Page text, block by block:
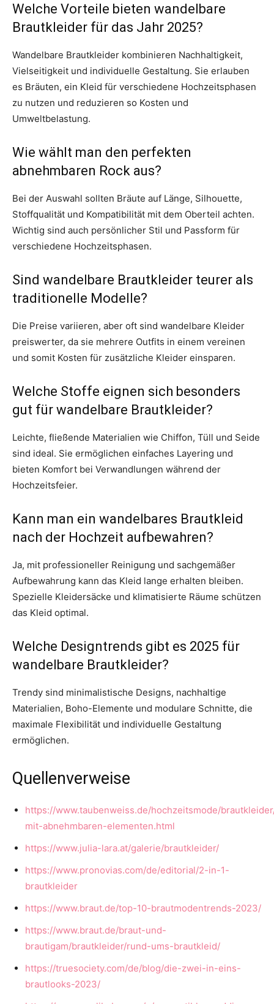
Welche Vorteile bieten wandelbare
Brautkleider für das Jahr 2025?
Wandelbare Brautkleider kombinieren Nachhaltigkeit,
Vielseitigkeit und individuelle Gestaltung. Sie erlauben
es Bräuten, ein Kleid für verschiedene Hochzeitsphasen
zu nutzen und reduzieren so Kosten und
Umweltbelastung.
Wie wählt man den perfekten
abnehmbaren Rock aus?
Bei der Auswahl sollten Bräute auf Länge, Silhouette,
Stoffqualität und Kompatibilität mit dem Oberteil achten.
Wichtig sind auch persönlicher Stil und Passform für
verschiedene Hochzeitsphasen.
Sind wandelbare Brautkleider teurer als
traditionelle Modelle?
Die Preise variieren, aber oft sind wandelbare Kleider
preiswerter, da sie mehrere Outfits in einem vereinen
und somit Kosten für zusätzliche Kleider einsparen.
Welche Stoffe eignen sich besonders
gut für wandelbare Brautkleider?
Leichte, fließende Materialien wie Chiffon, Tüll und Seide
sind ideal. Sie ermöglichen einfaches Layering und
bieten Komfort bei Verwandlungen während der
Hochzeitsfeier.
Kann man ein wandelbares Brautkleid
nach der Hochzeit aufbewahren?
Ja, mit professioneller Reinigung und sachgemäßer
Aufbewahrung kann das Kleid lange erhalten bleiben.
Spezielle Kleidersäcke und klimatisierte Räume schützen
das Kleid optimal.
Welche Designtrends gibt es 2025 für
wandelbare Brautkleider?
Trendy sind minimalistische Designs, nachhaltige
Materialien, Boho-Elemente und modulare Schnitte, die
maximale Flexibilität und individuelle Gestaltung
ermöglichen.
Quellenverweise
https://www.taubenweiss.de/hochzeitsmode/
mit-abnehmbaren-elementen.html
https://www.julia-lara.at/galerie/brautkleider/
https://www.pronovias.com/de/editorial/2-in-1-
brautkleider
https://www.braut.de/top-10-brautmodentrends-2023/
https://www.braut.de/braut-und-
brautigam/brautkleider/rund-ums-brautkleid/
https://truesociety.com/de/blog/die-zwei-in-eins-
brautlooks-2023/